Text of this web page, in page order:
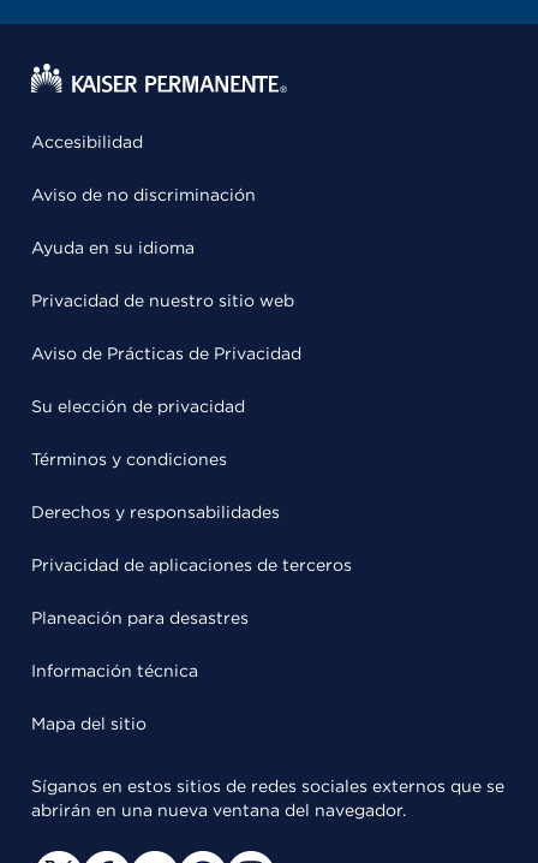
Accesibilidad
Aviso de no discriminación
Ayuda en su idioma
Privacidad de nuestro sitio web
Aviso de Prácticas de Privacidad
Su elección de privacidad
Términos y condiciones
Derechos y responsabilidades
Privacidad de aplicaciones de terceros
Planeación para desastres
Información técnica
Mapa del sitio
Síganos en estos sitios de redes sociales externos que se
abrirán en una nueva ventana del navegador.